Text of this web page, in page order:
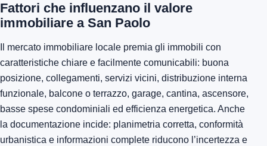
Fattori che influenzano il valore
immobiliare a San Paolo
Il mercato immobiliare locale premia gli immobili con
caratteristiche chiare e facilmente comunicabili: buona
posizione, collegamenti, servizi vicini, distribuzione interna
funzionale, balcone o terrazzo, garage, cantina, ascensore,
basse spese condominiali ed efficienza energetica. Anche
la documentazione incide: planimetria corretta, conformità
urbanistica e informazioni complete riducono l’incertezza e